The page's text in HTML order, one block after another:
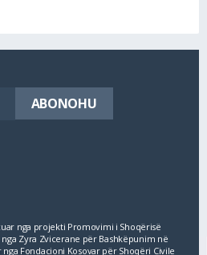
nga projekti Promovimi i Shoqërisë
Zyra Zvicerane për Bashkëpunim në
nga Fondacioni Kosovar për Shoqëri Civile